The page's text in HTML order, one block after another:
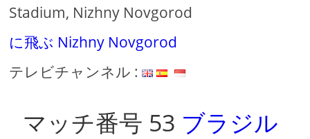
Stadium, Nizhny Novgorod
に飛ぶ Nizhny Novgorod
テレビチャンネル :
マッチ番号 53 ブラジル